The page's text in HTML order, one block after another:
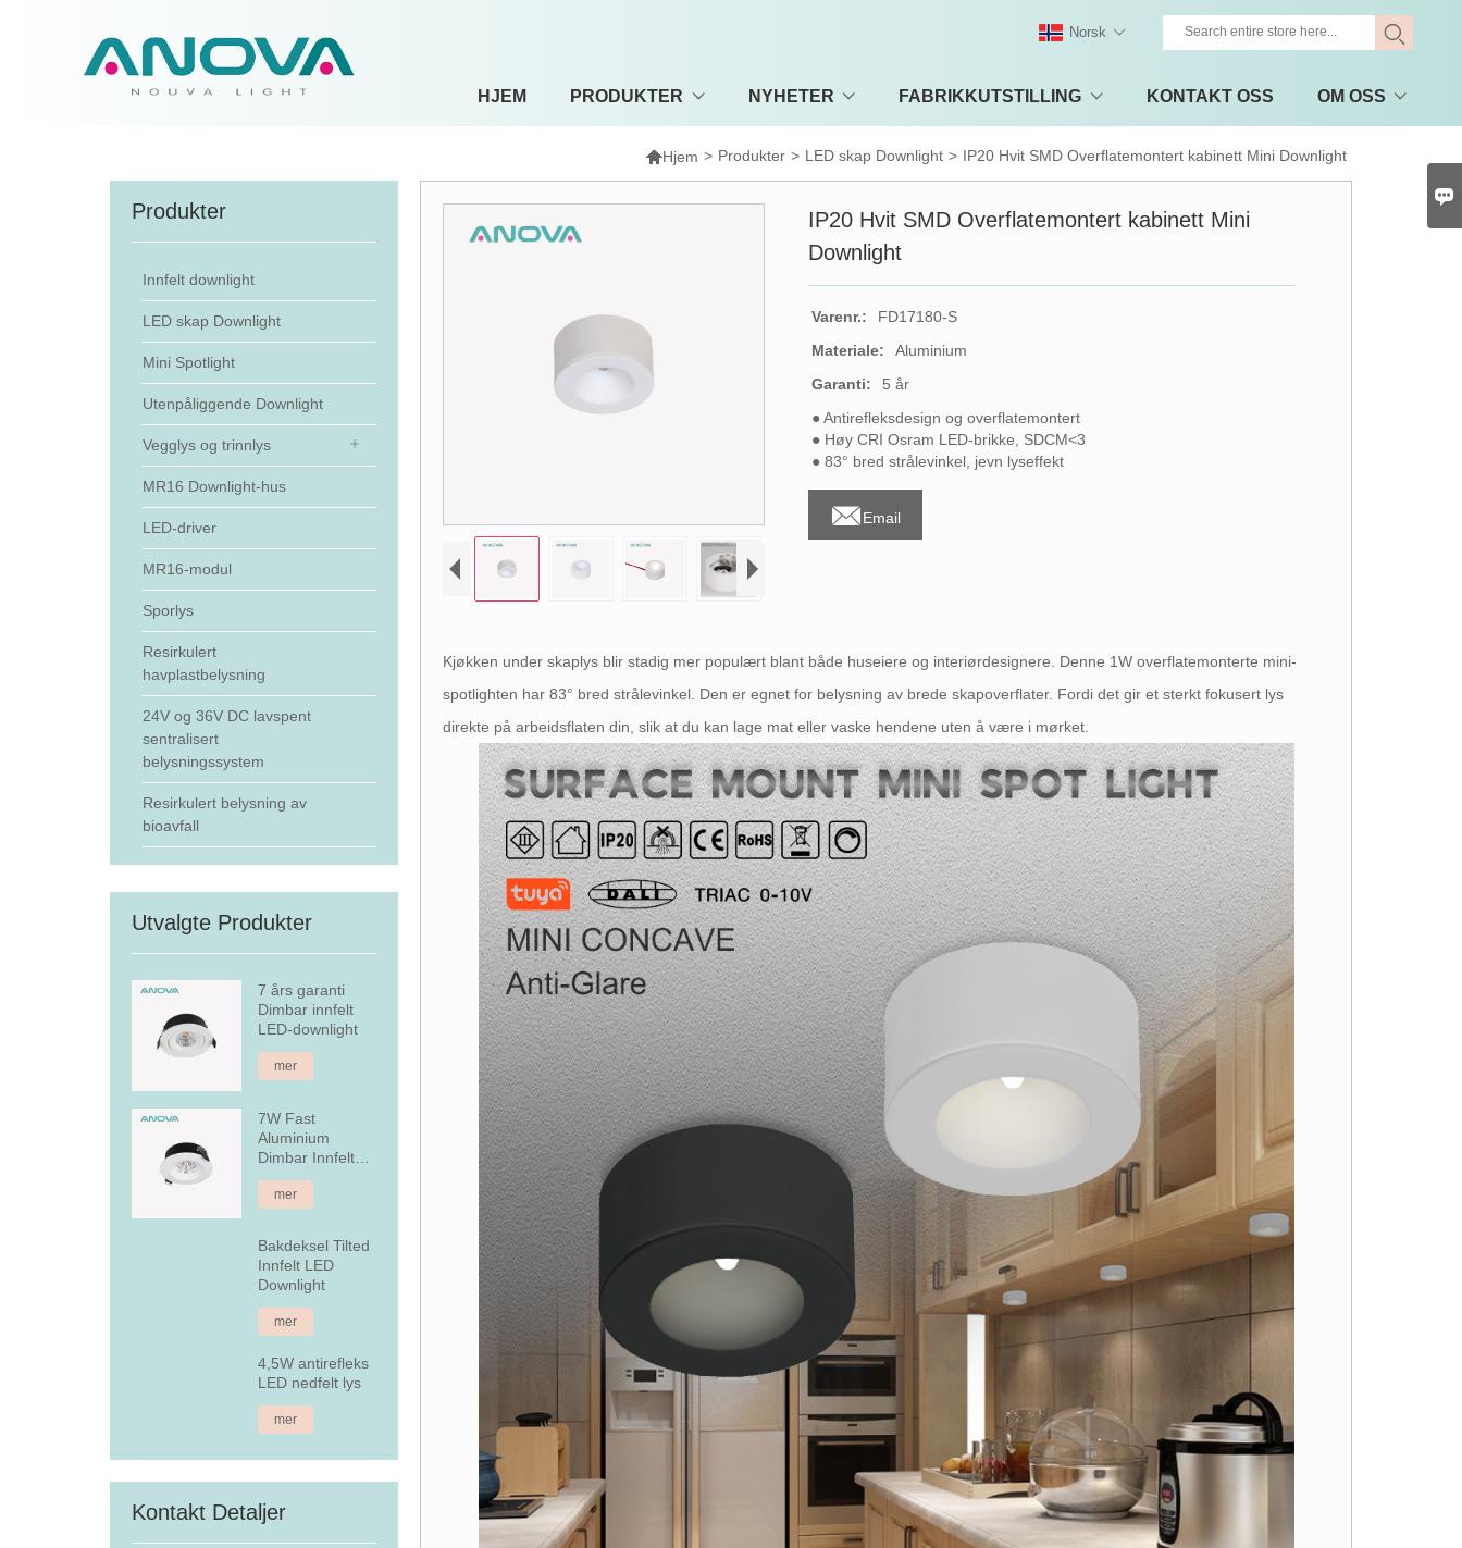
HJEM PRODUKTER NYHETER FABRIKKUTSTILLING KONTAKT OSS OM OSS
Norsk
Hjem > Produkter > LED skap Downlight > IP20 Hvit SMD Overflatemontert kabinett Mini Downlight
Produkter
Innfelt downlight
LED skap Downlight
Mini Spotlight
Utenpåliggende Downlight
Vegglys og trinnlys
MR16 Downlight-hus
LED-driver
MR16-modul
Sporlys
Resirkulert
havplastbelysning
24V og 36V DC lavspent
sentralisert
belysningssystem
Resirkulert belysning av
bioavfall
Utvalgte Produkter
7 års garanti
Dimbar innfelt
LED-downlight
mer
7W Fast
Aluminium
Dimbar Innfelt
LED Downlight
mer
Bakdeksel Tilted
Innfelt LED
Downlight
mer
4,5W antirefleks
LED nedfelt lys
mer
Kontakt Detaljer
IP20 Hvit SMD Overflatemontert kabinett Mini
Downlight
Varenr.:
FD17180-S
Materiale:
Aluminium
Garanti:
5 år
● Antirefleksdesign og overflatemontert
● Høy CRI Osram LED-brikke, SDCM<3
● 83° bred strålevinkel, jevn lyseffekt
Email
Kjøkken under skaplys blir stadig mer populært blant både huseiere og interiørdesignere. Denne 1W overflatemonterte mini-
spotlighten har 83° bred strålevinkel. Den er egnet for belysning av brede skapoverflater. Fordi det gir et sterkt fokusert lys
direkte på arbeidsflaten din, slik at du kan lage mat eller vaske hendene uten å være i mørket.
